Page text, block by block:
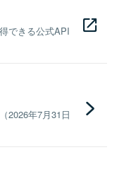
できる公式API
2026年7月31日